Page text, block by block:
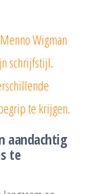
Wigman
schrijfstijl.
te krijgen.
aandachtig
te